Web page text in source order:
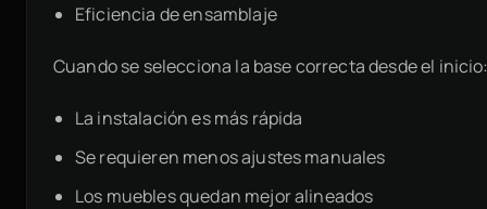
Eficiencia de ensamblaje
Cuando se selecciona la base correcta desde el
La instalación es más rápida
Se requieren menos ajustes manuales
Los muebles quedan mejor alineados